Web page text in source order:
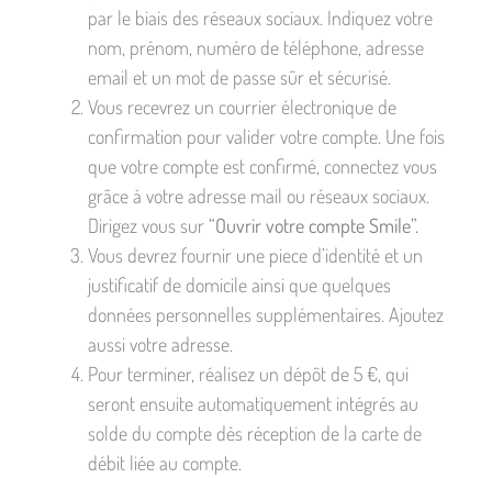
par le biais des réseaux sociaux. Indiquez votre
nom, prénom, numéro de téléphone, adresse
email et un mot de passe sûr et sécurisé.
Vous recevrez un courrier électronique de
confirmation pour valider votre compte. Une fois
que votre compte est confirmé, connectez vous
grâce à votre adresse mail ou réseaux sociaux.
Dirigez vous sur“Ouvrir votre compte Smile”.
Vous devrez fournir une piece d’identité et un
justificatif de domicile ainsi que quelques
données personnelles supplémentaires. Ajoutez
aussi votre adresse.
Pour terminer, réalisez un dépôt de 5 €, qui
seront ensuite automatiquement intégrés au
solde du compte dès réception de la carte de
débit liée au compte.